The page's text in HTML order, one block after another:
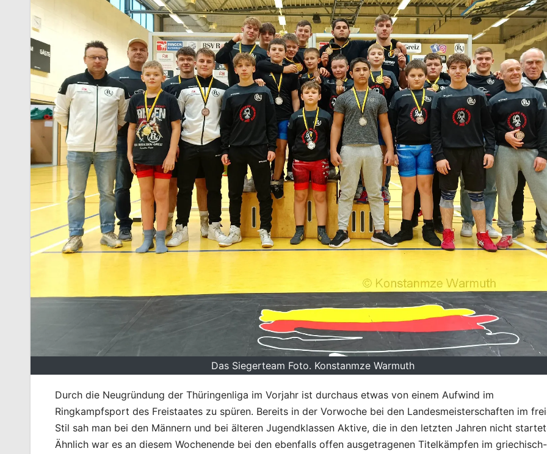
Das Siegerteam Foto. Konstanmze Warmuth
Durch die Neugründung der Thüringenliga im Vorjahr ist durchaus etwas von einem Aufwind im
Ringkampfsport des Freistaates zu spüren. Bereits in der Vorwoche bei den Landesmeisterschaften im
Stil sah man bei den Männern und bei älteren Jugendklassen Aktive, die in den letzten Jahren nicht
Ähnlich war es an diesem Wochenende bei den ebenfalls offen ausgetragenen Titelkämpfen im griechisch-